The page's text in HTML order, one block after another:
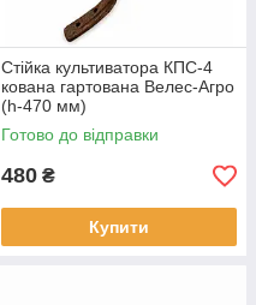
Стійка культиватора КПС-4
кована гартована Велес-Агро
(h-470 мм)
Готово до відправки
480 ₴
Купити